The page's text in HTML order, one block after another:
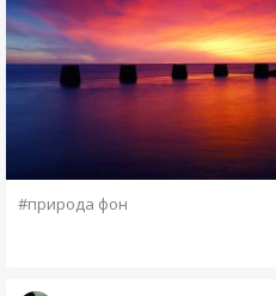
#природа фон